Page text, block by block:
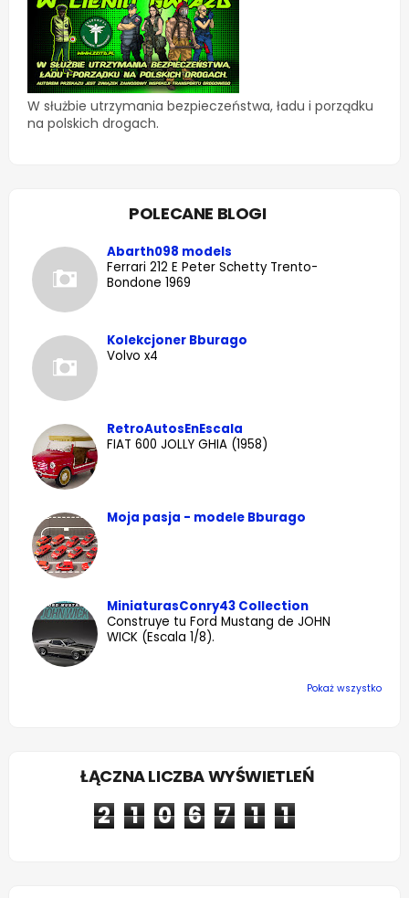
W służbie utrzymania bezpieczeństwa, ładu i porządku
na polskich drogach.
POLECANE BLOGI
Abarth098 models
Ferrari 212 E Peter Schetty Trento-
Bondone 1969
Kolekcjoner Bburago
Volvo x4
RetroAutosEnEscala
FIAT 600 JOLLY GHIA (1958)
Moja pasja - modele Bburago
MiniaturasConry43 Collection
Construye tu Ford Mustang de JOHN
WICK (Escala 1/8).
Pokaż wszystko
ŁĄCZNA LICZBA WYŚWIETLEŃ
2 1 0 6 7 1 1